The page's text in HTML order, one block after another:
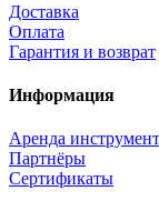
Доставка
Оплата
Гарантия и возврат
Информация
Аренда
Партнёры
Сертификаты